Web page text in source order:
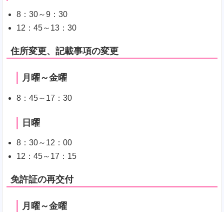
8：30～9：30
12：45～13：30
住所変更、記載事項の変更
月曜～金曜
8：45～17：30
日曜
8：30～12：00
12：45～17：15
免許証の再交付
月曜～金曜